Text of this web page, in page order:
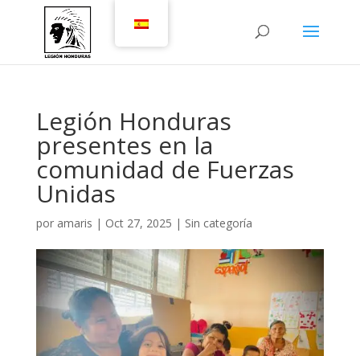
Legión Honduras
presentes en la
comunidad de Fuerzas
Unidas
por amaris | Oct 27, 2025 | Sin categoría